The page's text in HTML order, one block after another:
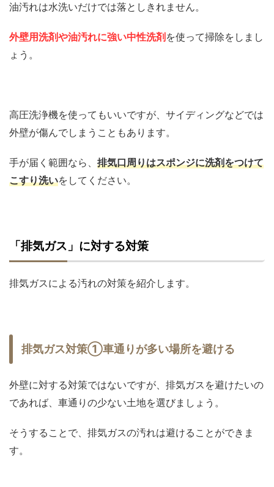
油汚れは水洗いだけでは落としきれません。
外壁用洗剤や油汚れに強い中性洗剤 を使って掃除をしまし
ょう。
高圧洗浄機を使ってもいいですが、サイディングなどでは
外壁が傷んでしまうこともあります。
手が届く範囲なら、 排気口周りはスポンジに洗剤をつけて
こすり洗いをしてください。
「排気ガス」に対する対策
排気ガスによる汚れの対策を紹介します。
排気ガス対策①車通りが多い場所を避ける
外壁に対する対策ではないですが、排気ガスを避けたいの
であれば、車通りの少ない土地を選びましょう。
そうすることで、排気ガスの汚れは避けることができま
す。